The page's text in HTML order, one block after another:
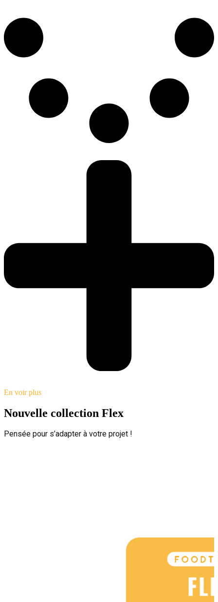
En voir plus
Nouvelle collection Flex
Pensée pour s’adapter à votre projet !